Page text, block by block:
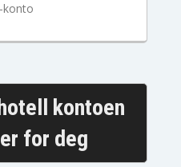
konto
kontoen
for deg